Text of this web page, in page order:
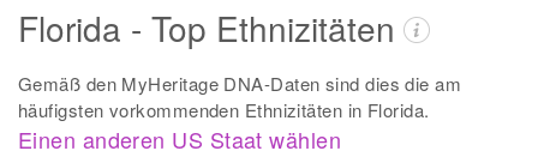
Florida - Top Ethnizitäten
Gemäß den MyHeritage DNA-Daten sind dies die am
häufigsten vorkommenden Ethnizitäten in Florida.
Einen anderen US Staat wählen